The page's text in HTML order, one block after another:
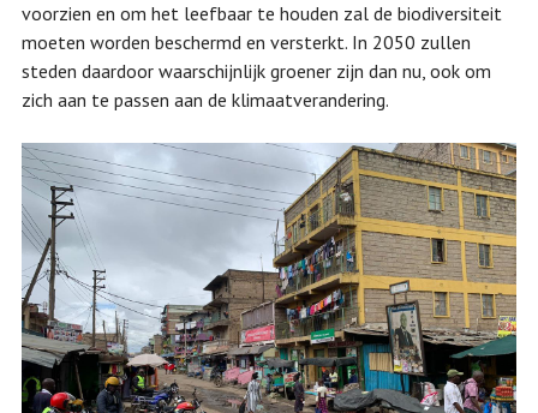
voorzien en om het leefbaar te houden zal de biodiversiteit
moeten worden beschermd en versterkt. In 2050 zullen
steden daardoor waarschijnlijk groener zijn dan nu, ook om
zich aan te passen aan de klimaatverandering.